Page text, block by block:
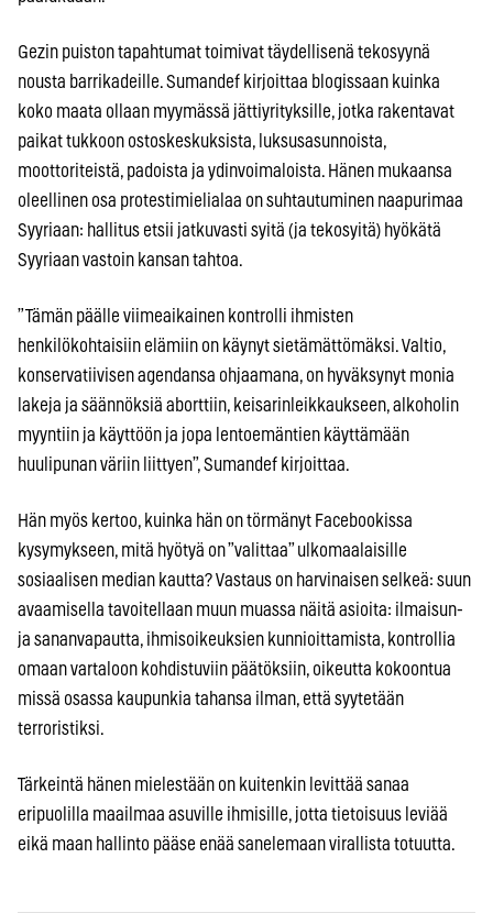
Gezin puiston tapahtumat toimivat täydellisenä tekosyynä
nousta barrikadeille. Sumandef kirjoittaa blogissaan kuinka
koko maata ollaan myymässä jättiyrityksille, jotka rakentavat
paikat tukkoon ostoskeskuksista, luksusasunnoista,
moottoriteistä, padoista ja ydinvoimaloista. Hänen mukaansa
oleellinen osa protestimielialaa on suhtautuminen naapurimaa
Syyriaan: hallitus etsii jatkuvasti syitä (ja tekosyitä) hyökätä
Syyriaan vastoin kansan tahtoa.
”Tämän päälle viimeaikainen kontrolli ihmisten
henkilökohtaisiin elämiin on käynyt sietämättömäksi. Valtio,
konservatiivisen agendansa ohjaamana, on hyväksynyt monia
lakeja ja säännöksiä aborttiin, keisarinleikkaukseen, alkoholin
myyntiin ja käyttöön ja jopa lentoemäntien käyttämään
huulipunan väriin liittyen”, Sumandef kirjoittaa.
Hän myös kertoo, kuinka hän on törmänyt Facebookissa
kysymykseen, mitä hyötyä on ”valittaa” ulkomaalaisille
sosiaalisen median kautta? Vastaus on harvinaisen selkeä: suun
avaamisella tavoitellaan muun muassa näitä asioita: ilmaisun-
ja sananvapautta, ihmisoikeuksien kunnioittamista, kontrollia
omaan vartaloon kohdistuviin päätöksiin, oikeutta kokoontua
missä osassa kaupunkia tahansa ilman, että syytetään
terroristiksi.
Tärkeintä hänen mielestään on kuitenkin levittää sanaa
eripuolilla maailmaa asuville ihmisille, jotta tietoisuus leviää
eikä maan hallinto pääse enää sanelemaan virallista totuutta.